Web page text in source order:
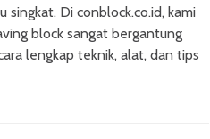
Di conblock.co.id, kami
block sangat bergantung
lengkap teknik, alat, dan tips